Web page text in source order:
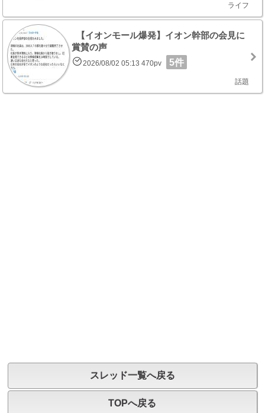
ライフ
【イオンモール爆発】イオン幹部の会見に
賞賛の声
2026/08/02 05:13 470pv 5件
話題
スレッド一覧へ戻る
TOPへ戻る